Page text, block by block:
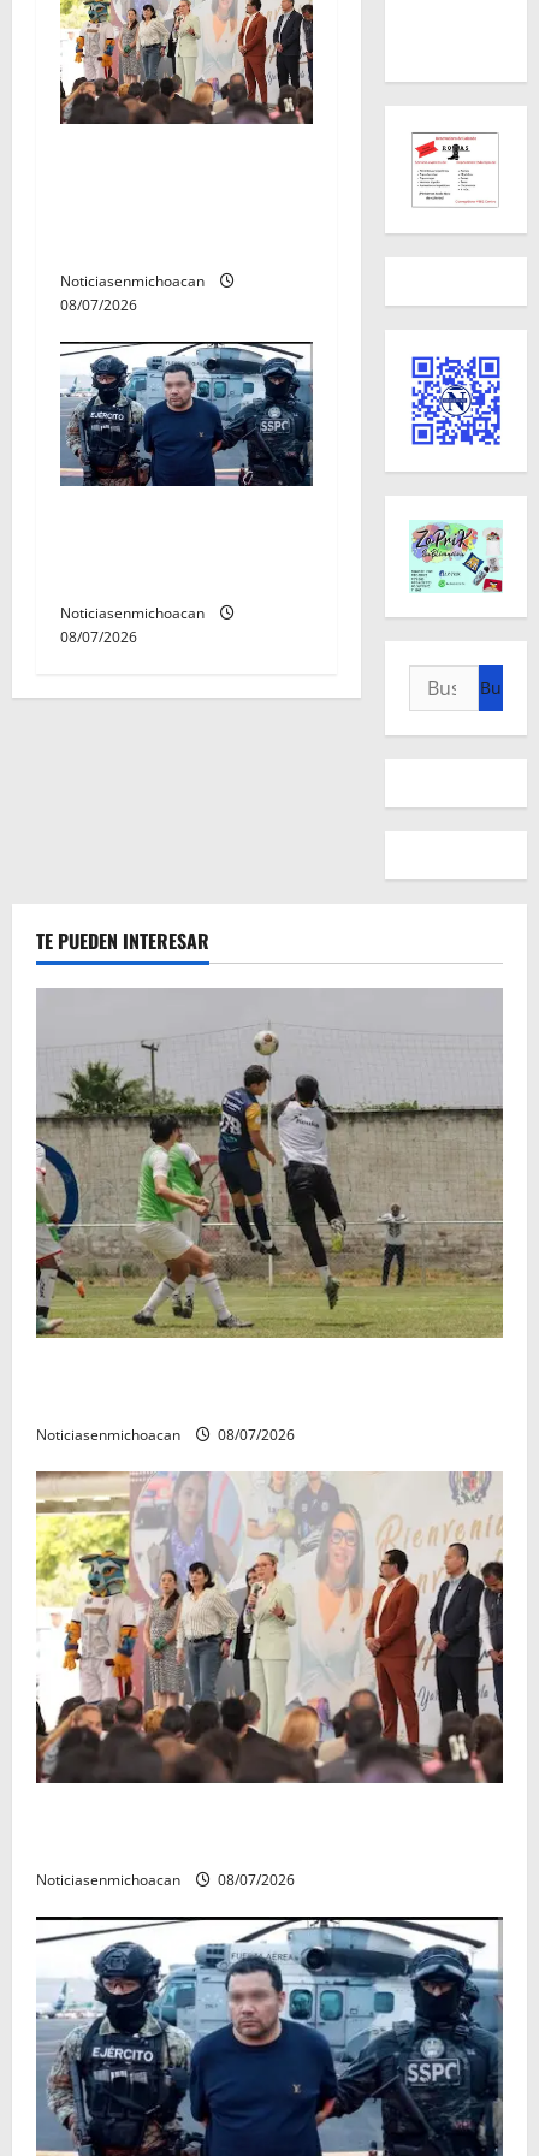
Noticiasenmichoacan
08/07/2026
Noticiasenmichoacan
08/07/2026
Buscar:
TE PUEDEN INTERESAR
Noticiasenmichoacan 08/07/2026
Noticiasenmichoacan 08/07/2026